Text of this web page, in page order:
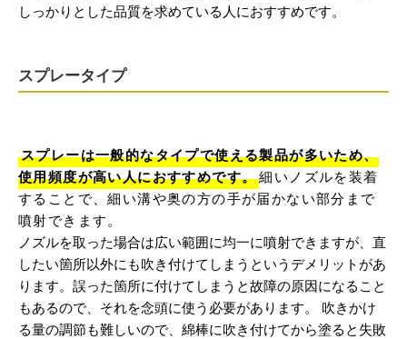
しっかりとした品質を求めている人におすすめです。
スプレータイプ
スプレーは一般的なタイプで使える製品が多いため、
使用頻度が高い人におすすめです。細いノズルを装着
することで、細い溝や奥の方の手が届かない部分まで
噴射できます。
ノズルを取った場合は広い範囲に均一に噴射できますが、直
したい箇所以外にも吹き付けてしまうというデメリットがあ
ります。誤った箇所に付けてしまうと故障の原因になること
もあるので、それを念頭に使う必要があります。 吹きかけ
る量の調節も難しいので、綿棒に吹き付けてから塗ると失敗